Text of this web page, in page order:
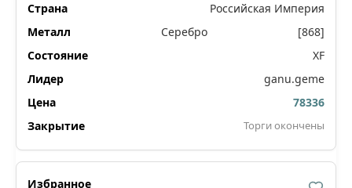
Российская Империя
Серебро
[868]
XF
ganu.geme
78336
Торги окончены